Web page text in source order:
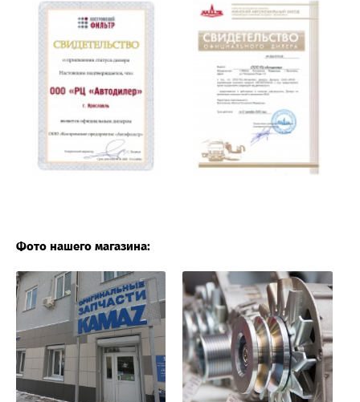
Фото нашего магазина: